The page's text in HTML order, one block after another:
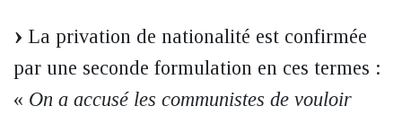
La privation de nationalité est confirmée
par une seconde formulation en ces termes :
« On a accusé les communistes de vouloir